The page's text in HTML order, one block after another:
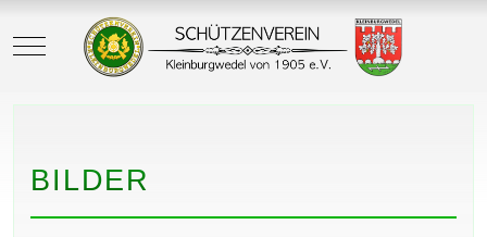
Mobile Menu Toggle
BILDER